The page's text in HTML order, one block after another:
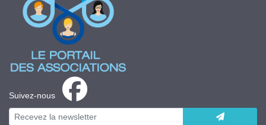
Suivez-nous